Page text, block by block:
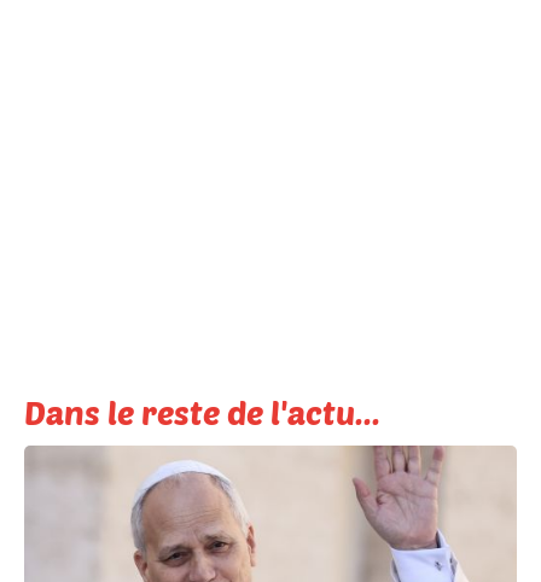
Dans le reste de l'actu...